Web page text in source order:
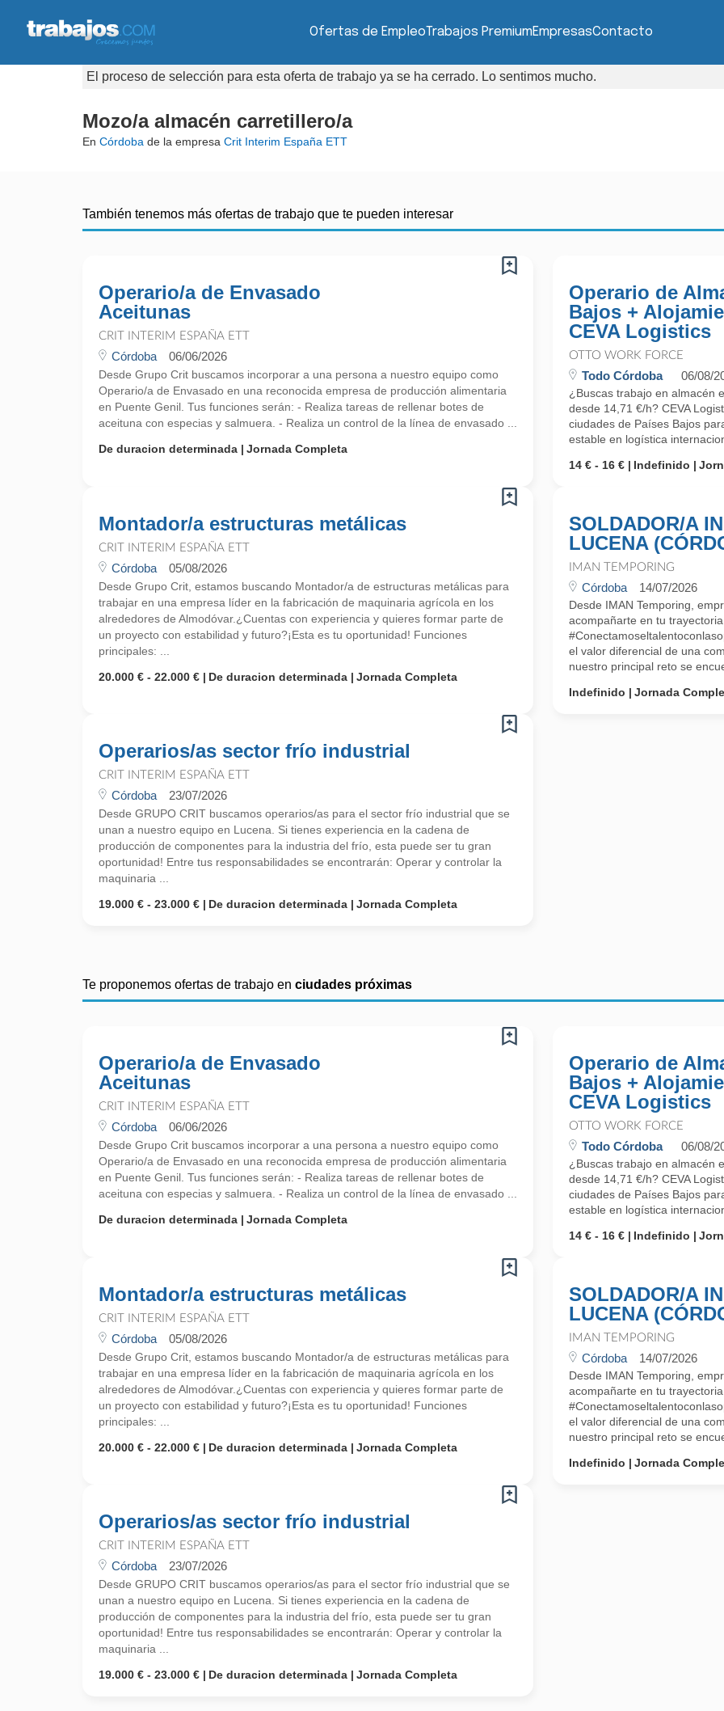
Ofertas de EmpleoTrabajos PremiumEmpresasContacto
El proceso de selección para esta oferta de trabajo ya se ha cerrado. Lo sentimos mucho.
Mozo/a almacén carretillero/a
En Córdoba de la empresa Crit Interim España ETT
También tenemos más ofertas de trabajo que te pueden interesar
Operario/a de Envasado
Aceitunas
CRIT INTERIM ESPAÑA ETT
Córdoba 06/06/2026
Desde Grupo Crit buscamos incorporar a una persona a nuestro equipo como
Operario/a de Envasado en una reconocida empresa de producción alimentaria
en Puente Genil. Tus funciones serán: - Realiza tareas de rellenar botes de
aceituna con especias y salmuera. - Realiza un control de la línea de envasado ...
De duracion determinada
Jornada Completa
Operario de
Bajos +
CEVA Logistics
OTTO WORK FORCE
Todo Córdoba 06/08/
¿Buscas trabajo en almacén
desde 14,71 €/h? CEVA
ciudades de Países Bajos
estable en logística
14 € - 16 €
Indefinido
Montador/a estructuras metálicas
CRIT INTERIM ESPAÑA ETT
Córdoba 05/08/2026
Desde Grupo Crit, estamos buscando Montador/a de estructuras metálicas para
trabajar en una empresa líder en la fabricación de maquinaria agrícola en los
alrededores de Almodóvar.¿Cuentas con experiencia y quieres formar parte de
un proyecto con estabilidad y futuro?¡Esta es tu oportunidad! Funciones
principales: ...
20.000 € - 22.000 €
De duracion determinada Jornada Completa
SOLDADOR/A
LUCENA
IMAN TEMPORING
Córdoba 14/07/2026
Desde IMAN Temporing,
acompañarte en tu
el valor diferencial de una
nuestro principal reto se
Indefinido
Jornada
Operarios/as sector frío industrial
CRIT INTERIM ESPAÑA ETT
Córdoba 23/07/2026
Desde GRUPO CRIT buscamos operarios/as para el sector frío industrial que se
unan a nuestro equipo en Lucena. Si tienes experiencia en la cadena de
producción de componentes para la industria del frío, esta puede ser tu gran
oportunidad! Entre tus responsabilidades se encontrarán: Operar y controlar la
maquinaria ...
19.000 € - 23.000 €
De duracion determinada Jornada Completa
Te proponemos ofertas de trabajo en ciudades próximas
Operario/a de Envasado
Aceitunas
CRIT INTERIM ESPAÑA ETT
Córdoba 06/06/2026
Desde Grupo Crit buscamos incorporar a una persona a nuestro equipo como
Operario/a de Envasado en una reconocida empresa de producción alimentaria
en Puente Genil. Tus funciones serán: - Realiza tareas de rellenar botes de
aceituna con especias y salmuera. - Realiza un control de la línea de envasado ...
De duracion determinada
Jornada Completa
Operario de
Bajos +
CEVA Logistics
OTTO WORK FORCE
Todo Córdoba 06/08/
¿Buscas trabajo en almacén
desde 14,71 €/h? CEVA
ciudades de Países Bajos
estable en logística
14 € - 16 €
Indefinido
Montador/a estructuras metálicas
CRIT INTERIM ESPAÑA ETT
Córdoba 05/08/2026
Desde Grupo Crit, estamos buscando Montador/a de estructuras metálicas para
trabajar en una empresa líder en la fabricación de maquinaria agrícola en los
alrededores de Almodóvar.¿Cuentas con experiencia y quieres formar parte de
un proyecto con estabilidad y futuro?¡Esta es tu oportunidad! Funciones
principales: ...
20.000 € - 22.000 €
De duracion determinada Jornada Completa
SOLDADOR/A
LUCENA
IMAN TEMPORING
Córdoba 14/07/2026
Desde IMAN Temporing,
acompañarte en tu
el valor diferencial de una
nuestro principal reto se
Indefinido
Jornada
Operarios/as sector frío industrial
CRIT INTERIM ESPAÑA ETT
Córdoba 23/07/2026
Desde GRUPO CRIT buscamos operarios/as para el sector frío industrial que se
unan a nuestro equipo en Lucena. Si tienes experiencia en la cadena de
producción de componentes para la industria del frío, esta puede ser tu gran
oportunidad! Entre tus responsabilidades se encontrarán: Operar y controlar la
maquinaria ...
19.000 € - 23.000 €
De duracion determinada Jornada Completa